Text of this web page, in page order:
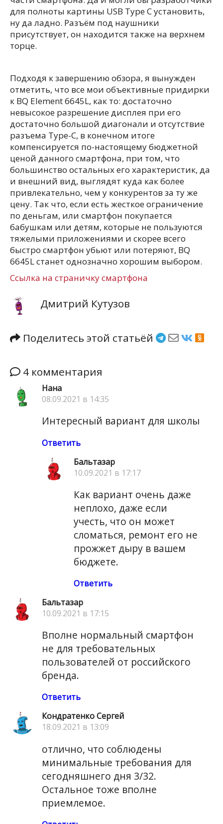
для полноты картины USB Type C установить,
ну да ладно. Разъём под наушники
присутствует, он находится также на верхнем
торце.
Подходя к завершению обзора, я вынужден
отметить, что все мои объективные придирки
к BQ Element 6645L, как то: достаточно
невысокое разрешение дисплея при его
достаточно большой диагонали и отсутствие
разъема Type-C, в конечном итоге
компенсируется по-настоящему бюджетной
ценой данного смартфона, при том, что
большинство остальных его характеристик, да
и внешний вид, выглядят куда как более
привлекательно, чем у конкурентов за ту же
цену. Так что, если есть жесткое ограничение
по деньгам, или смартфон покупается
бабушкам или детям, которые не пользуются
тяжелыми приложениями и скорее всего
быстро смартфон убьют или потеряют, BQ
6645L станет однозначно хорошим выбором.
Ссылка на страничку смартфона
Дмитрий Кутузов
Поделитесь этой статьёй
4 комментария
Нана
08.09.2021 в 14:35
Интересный вариант для школы
Ответить
Бальтазар
10.09.2021 в 17:17
Как вариант очень даже
неплохо, даже если
учесть, что он может
сломаться, ремонт его не
прожжет дыру в вашем
бюджете.
Ответить
Бальтазар
10.09.2021 в 17:15
Вполне нормальный смартфон
не для требовательных
пользователей от российского
бренда.
Ответить
Кондратенко Сергей
18.09.2021 в 13:09
отлично, что соблюдены
минимальные требования для
сегодняшнего дня 3/32.
Остальное тоже вполне
приемлемое.